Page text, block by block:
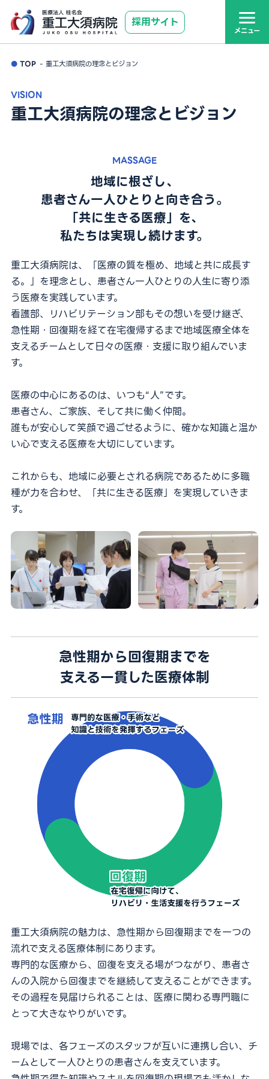
採用サイト
TOP
病院について
病院の理念・ビジョン
数字で見る重工大須病院
看護師の仕事
リハビリ職の仕事
スタッフインタビュー
働き方
福利厚生
教育・研修・評価制度
FAQ
病院サイト
TOP 重工大須病院の理念とビジョン
VISION
重工大須病院の理念とビジョン
MASSAGE
地域に根ざし、
患者さん一人ひとりと向き合う。
「共に生きる医療」を、
私たちは実現し続けます。
重工大須病院は、「医療の質を極め、地域と共に成長す
る。」を理念とし、患者さん一人ひとりの人生に寄り添
う医療を実践しています。
看護部、リハビリテーション部もその想いを受け継ぎ、
急性期・回復期を経て在宅復帰するまで地域医療全体を
支えるチームとして日々の医療・支援に取り組んでいま
す。
医療の中心にあるのは、いつも“人”です。
患者さん、ご家族、そして共に働く仲間。
誰もが安心して笑顔で過ごせるように、確かな知識と温か
い心で支える医療を大切にしています。
これからも、地域に必要とされる病院であるために多職
種が力を合わせ、「共に生きる医療」を実現していきま
す。
急性期から回復期までを
支える一貫した医療体制
重工大須病院の魅力は、 急性期から回復期までを一つの
流れで支える医療体制にあります。
専門的な医療から、回復を支える場がつながり、患者さ
んの入院から回復までを継続して支えることができます。
その過程を見届けられることは、 医療に関わる専門職に
とって大きなやりがいです。
現場では、各フェーズのスタッフが互いに連携し合い、 チ
ームとして一人ひとりの患者さんを支えています。